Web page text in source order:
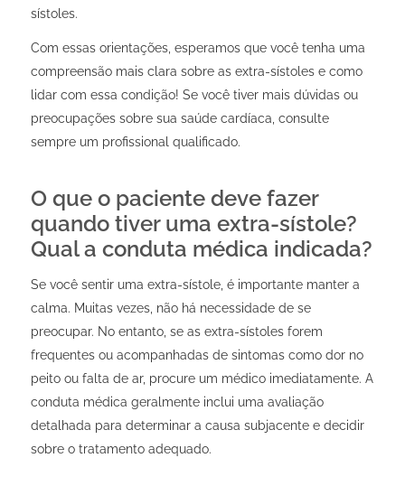
sístoles.
Com essas orientações, esperamos que você tenha uma
compreensão mais clara sobre as extra-sístoles e como
lidar com essa condição! Se você tiver mais dúvidas ou
preocupações sobre sua saúde cardíaca, consulte
sempre um profissional qualificado.
O que o paciente deve fazer
quando tiver uma extra-sístole?
Qual a conduta médica indicada?
Se você sentir uma extra-sístole, é importante manter a
calma. Muitas vezes, não há necessidade de se
preocupar. No entanto, se as extra-sístoles forem
frequentes ou acompanhadas de sintomas como dor no
peito ou falta de ar, procure um médico imediatamente. A
conduta médica geralmente inclui uma avaliação
detalhada para determinar a causa subjacente e decidir
sobre o tratamento adequado.